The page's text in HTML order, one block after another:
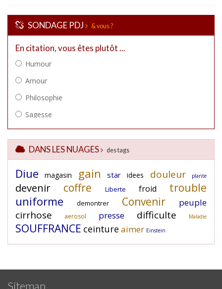
SONDAGE PDJ & vous ?
DANS LES NUAGES des tags
Diue magasin gain star idees douleur plante
devenir coffre Liberte froid trouble
uniforme demontrer Convenir peuple
cirrhose aerosol presse difficulte Maladie
SOUFFRANCE ceinture aimer Einstein
Sitemap